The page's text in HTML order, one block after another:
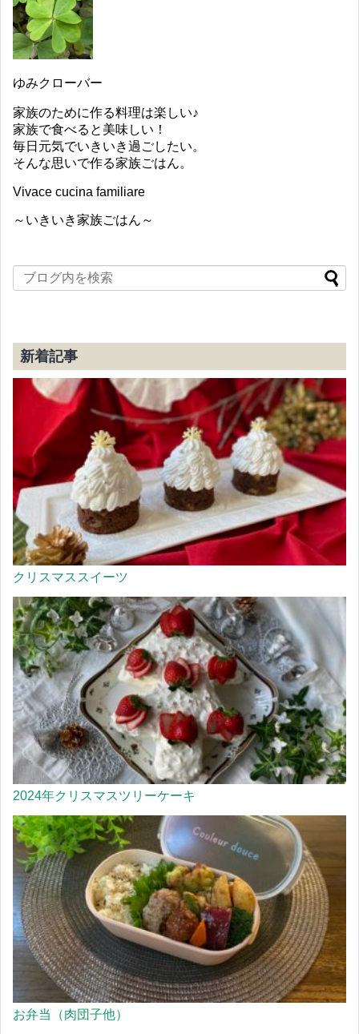
ゆみクローバー
家族のために作る料理は楽しい♪
家族で食べると美味しい！
毎日元気でいきいき過ごしたい。
そんな思いで作る家族ごはん。
Vivace cucina familiare
～いきいき家族ごはん～
新着記事
クリスマススイーツ
2024年クリスマスツリーケーキ
お弁当（肉団子他）